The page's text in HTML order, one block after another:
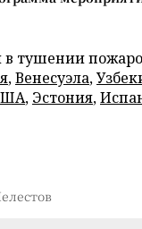
в тушении
,Венесуэла,
, Эстония,